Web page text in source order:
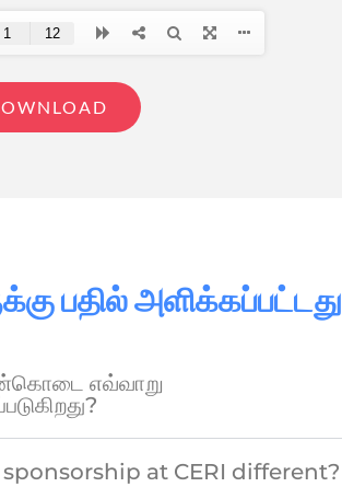
பதில் அளிக்கப்பட்டது
எவ்வாறு
at CERI different?